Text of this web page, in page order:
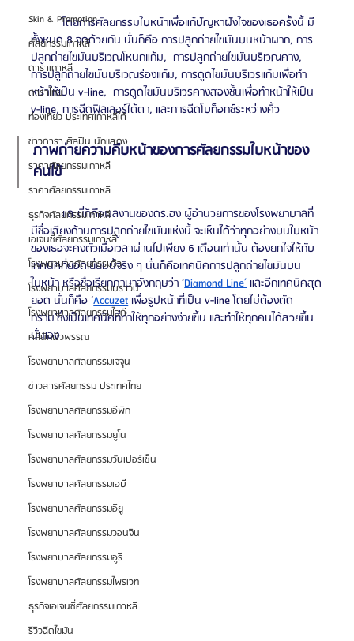
Skin & Promotion
ศัลยกรรมเกาหลี
ดาราเกาหลี
ดาราไทย
ท่องเที่ยว ประเทศเกาหลีใต้
ข่าวดารา ศิลปิน นักแสดง
ราคาศัลยกรรมเกาหลี
ราคาศัลยกรรมเกาหลี
ธุรกิจศัลยกรรมเกาหลี
เอเจนซี่ศัลยกรรมเกาหลี
โรงพยาบาลศัลยกรรมวิว
โรงพยาบาลศัลยกรรมบราวน์
โรงพยาบาลศัลยกรรมไอดี
คลินิกผิวพรรณ
โรงพยาบาลศัลยกรรมเจจุน
ข่าวสารศัลยกรรม ประเทศไทย
โรงพยาบาลศัลยกรรมอีพิก
โรงพยาบาลศัลยกรรมยูโน
โรงพยาบาลศัลยกรรมวันเปอร์เซ็น
โรงพยาบาลศัลยกรรมเอบี
โรงพยาบาลศัลยกรรมอียู
โรงพยาบาลศัลยกรรมวอนจิน
โรงพยาบาลศัลยกรรมอูรี
โรงพยาบาลศัลยกรรมไพรเวท
ธุรกิจเอเจนซี่ศัลยกรรมเกาหลี
รีวิวฉีดไขมัน
	โดยการศัลยกรรมใบหน้าเพื่อแก้ปัญหาฝังใจของเธอครั้งนี้ มี
ทั้งหมด 8 จุดด้วยกัน นั่นก็คือ การปลูกถ่ายไขมันบนหน้าผาก, การ
ปลูกถ่ายไขมันบริเวณโหนกแก้ม,  การปลูกถ่ายไขมันบริเวณคาง,
การปลูกถ่ายไขมันบริเวณร่องแก้ม, การดูดไขมันบริเวรแก้มเพื่อทำ
หน้าให้เป็น v-line,  การดูดไขมันบริเวรคางสองชั้นเพื่อทำหน้าให้เป็น
v-line, การฉีดฟิลเลอร์ใต้ตา, และการฉีดโบท็อกซ์ระหว่างคิ้ว
ภาพถ่ายความคืบหน้าของการศัลยกรรมใบหน้าของ
คนไข้
	และนี่ก็คือผลงานของดร.ฮง ผู้อำนวยการของโรงพยาบาลที่
มีชื่อเสียงด้านการปลูกถ่ายไขมันแห่งนี้ จะเห็นได้ว่าทุกอย่างบนใบหน้า
ของเธอจะคงตัวเมื่อเวลาผ่านไปเพียง 6 เดือนเท่านั้น ต้องยกใจให้กับ
เทคนิคที่ยอดเยี่ยมนี้จริง ๆ นั่นก็คือเทคนิคการปลูกถ่ายไขมันบน
ใบหน้า หรือชื่อเรียกภาษาอังกฤษว่า ‘Diamond Line’ และอีกเทคนิคสุด
ยอด นั่นก็คือ ‘Accuzet เพื่อรูปหน้าที่เป็น v-line โดยไม่ต้องตัด
กราม’ซึ่งเป็นเทคนิคที่ทำให้ทุกอย่างง่ายขึ้น และทำให้ทุกคนได้สวยขึ้น
นั่นเอง